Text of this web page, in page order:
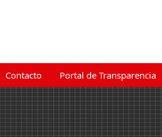
Contacto Portal de Transparencia